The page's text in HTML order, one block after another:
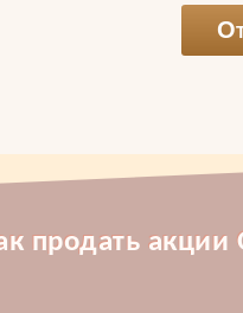
продать